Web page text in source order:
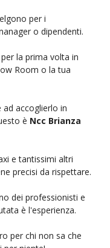
per i
o dipendenti.
la prima volta in
Room o la tua
ad accoglierlo in
è Ncc Brianza
e tantissimi altri
precisi da rispettare.
dei professionisti e
è l'esperienza.
per chi non sa che